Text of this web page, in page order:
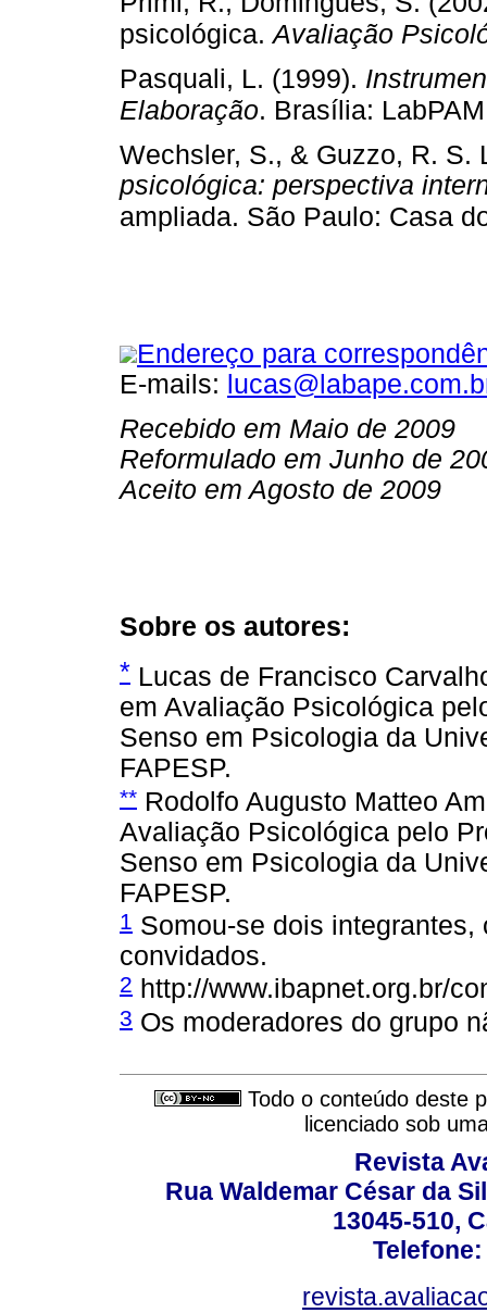
psicológica.Avaliação
Pasquali, L. (1999).
Elaboração. Brasília:
Wechsler, S., & Guzzo, R. S.
psicológica: perspectiva
ampliada. São Paulo: Casa
Endereço para
E-mails:
Recebido em Maio de 2009
Reformulado em Junho de
Aceito em Agosto de 2009
Sobre os autores:
* Lucas de Francisco
em Avaliação Psicológica
Senso em Psicologia da
FAPESP.
** Rodolfo Augusto Matteo
Avaliação Psicológica pelo
Senso em Psicologia da
FAPESP.
1 Somou-se dois
convidados.
2 http://www.ibapnet.org.br/
3 Os moderadores do grupo
Todo o conteúdo deste
licenciado sob
Revista
Rua Waldemar César da
13045-510,
Telefone: